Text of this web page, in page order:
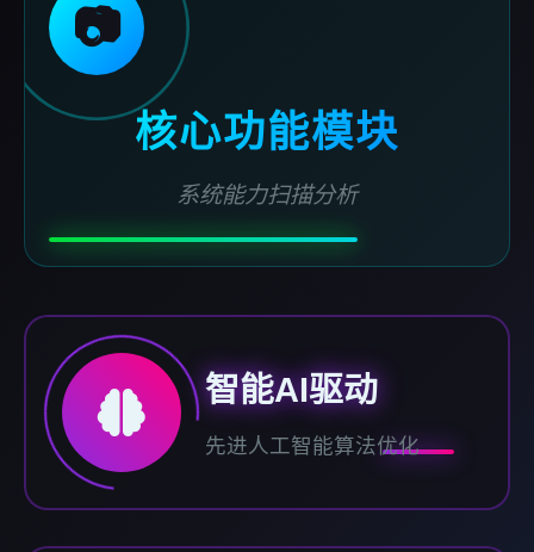
📷
核心功能模块
系统能力扫描分析
智能AI驱动
先进人工智能算法优化